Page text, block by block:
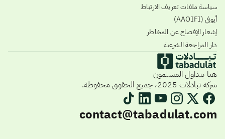
سياسة ملفات تعريف الارتباط
أيوفي (AAOIFI)
إشعار الإفصاح عن المخاطر
دار المراجعة الشرعية
هنا يتداول المسلمون
شركة تبادلات 2025، جميع الحقوق محفوظة.
contact@tabadulat.com